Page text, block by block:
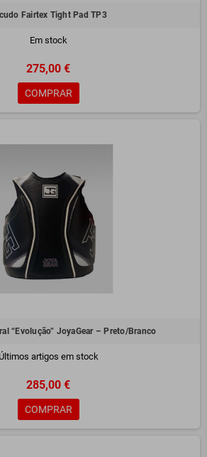
Fairtex Tight Pad TP3
Em stock
275,00 €
COMPRAR
“Evolução” JoyaGear – Preto/Branco
Últimos artigos em stock
285,00 €
COMPRAR